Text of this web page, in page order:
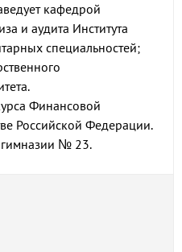
кафедрой
и аудита Института
специальностей;
Финансовой
Российской Федерации.
№ 23.